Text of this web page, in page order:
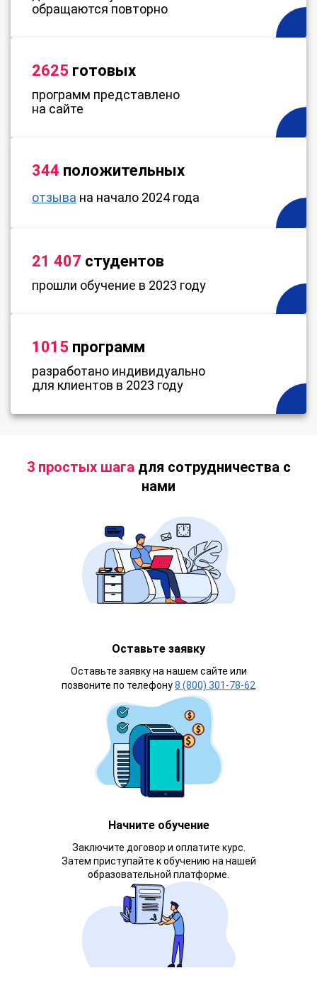
обращаются повторно
2625 готовых
программ представлено
на сайте
344 положительных
отзыва на начало 2024 года
21 407 студентов
прошли обучение в 2023 году
1015 программ
разработано индивидуально
для клиентов в 2023 году
3 простых шагадля сотрудничества с
нами
Оставьте заявку
Оставьте заявку на нашем сайте или
позвоните по телефону8 (800) 301-78-62
Начните обучение
Заключите договор и оплатите курс.
Затем приступайте к обучению на нашей
образовательной платформе.